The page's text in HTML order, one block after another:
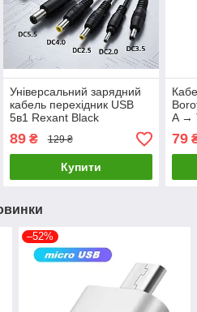
Універсальний зарядний
кабель перехідник USB
5в1 Rexant Black
89₴ 129 ₴
Купити
A →
79
–52%